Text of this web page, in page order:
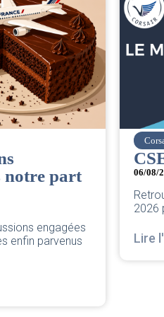
du CSE de juillet
FO Corsair. ...